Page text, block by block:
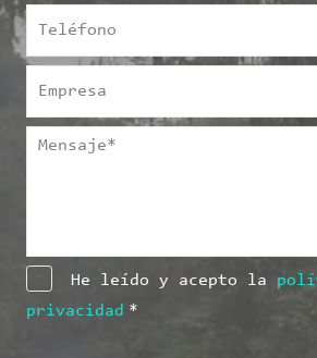
Mensaje *
Consentimiento *
He leído y acepto la
privacidad *